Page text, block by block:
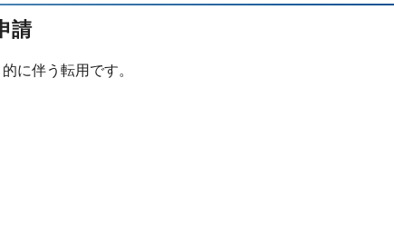
請
に伴う転用です。